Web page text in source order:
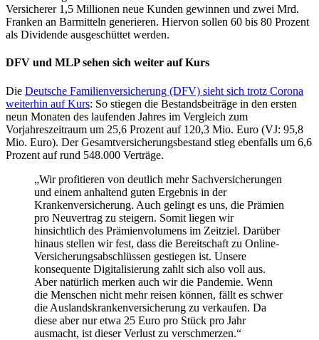
Versicherer 1,5 Millionen neue Kunden gewinnen und zwei Mrd.
Franken an Barmitteln generieren. Hiervon sollen 60 bis 80 Prozent
als Dividende ausgeschüttet werden.
DFV und MLP sehen sich weiter auf Kurs
Die Deutsche Familienversicherung (DFV) sieht sich trotz Corona
weiterhin auf Kurs: So stiegen die Bestandsbeiträge in den ersten
neun Monaten des laufenden Jahres im Vergleich zum
Vorjahreszeitraum um 25,6 Prozent auf 120,3 Mio. Euro (VJ: 95,8
Mio. Euro). Der Gesamtversicherungsbestand stieg ebenfalls um 6,6
Prozent auf rund 548.000 Verträge.
„Wir profitieren von deutlich mehr Sachversicherungen
und einem anhaltend guten Ergebnis in der
Krankenversicherung. Auch gelingt es uns, die Prämien
pro Neuvertrag zu steigern. Somit liegen wir
hinsichtlich des Prämienvolumens im Zeitziel. Darüber
hinaus stellen wir fest, dass die Bereitschaft zu Online-
Versicherungsabschlüssen gestiegen ist. Unsere
konsequente Digitalisierung zahlt sich also voll aus.
Aber natürlich merken auch wir die Pandemie. Wenn
die Menschen nicht mehr reisen können, fällt es schwer
die Auslandskrankenversicherung zu verkaufen. Da
diese aber nur etwa 25 Euro pro Stück pro Jahr
ausmacht, ist dieser Verlust zu verschmerzen.“